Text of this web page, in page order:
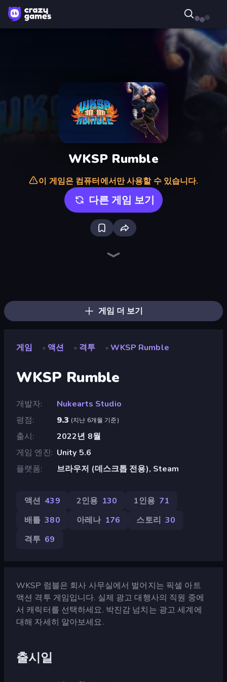
WKSP Rumble
이 게임은 컴퓨터에서만 사용할 수 있습니다.
다른 게임 보기
게임 더 보기
게임 » 액션 » 격투 » WKSP Rumble
WKSP Rumble
개발자
Nukearts Studio
평점
9.3 (지난 6개월 기준)
출시
2022년 8월
게임 엔진
Unity 5.6
플랫폼
브라우저 (데스크톱 전용), Steam
액션 439 2인용 130 1인용 71
배틀 380 아레나 176 스토리 30
격투 69
WKSP 럼블은 회사 사무실에서 벌어지는 픽셀 아트
액션 격투 게임입니다. 실제 광고 대행사의 직원 중에
서 캐릭터를 선택하세요. 박진감 넘치는 광고 세계에
대해 자세히 알아보세요.
출시일